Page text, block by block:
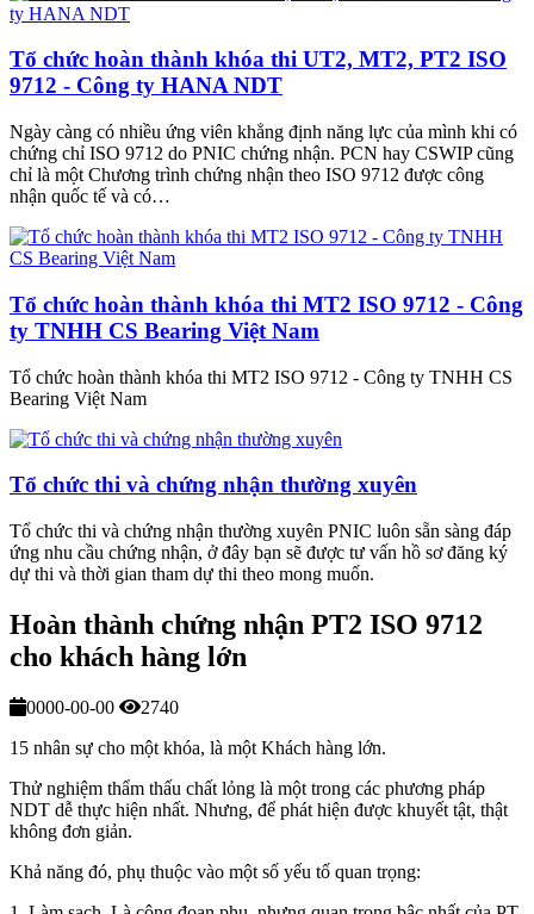
Tổ chức hoàn thành khóa thi UT2, MT2, PT2 ISO
9712 - Công ty HANA NDT
Ngày càng có nhiều ứng viên khẳng định năng lực của mình khi có
chứng chỉ ISO 9712 do PNIC chứng nhận. PCN hay CSWIP cũng
chỉ là một Chương trình chứng nhận theo ISO 9712 được công
nhận quốc tế và có…
Tổ chức hoàn thành khóa thi MT2 ISO 9712 - Công
ty TNHH CS Bearing Việt Nam
Tổ chức hoàn thành khóa thi MT2 ISO 9712 - Công ty TNHH CS
Bearing Việt Nam
Tổ chức thi và chứng nhận thường xuyên
Tổ chức thi và chứng nhận thường xuyên PNIC luôn sẵn sàng đáp
ứng nhu cầu chứng nhận, ở đây bạn sẽ được tư vấn hồ sơ đăng ký
dự thi và thời gian tham dự thi theo mong muốn.
Hoàn thành chứng nhận PT2 ISO 9712
cho khách hàng lớn
0000-00-00
2740
15 nhân sự cho một khóa, là một Khách hàng lớn.
Thử nghiệm thẩm thấu chất lỏng là một trong các phương pháp
NDT dễ thực hiện nhất. Nhưng, để phát hiện được khuyết tật, thật
không đơn giản.
Khả năng đó, phụ thuộc vào một số yếu tố quan trọng: